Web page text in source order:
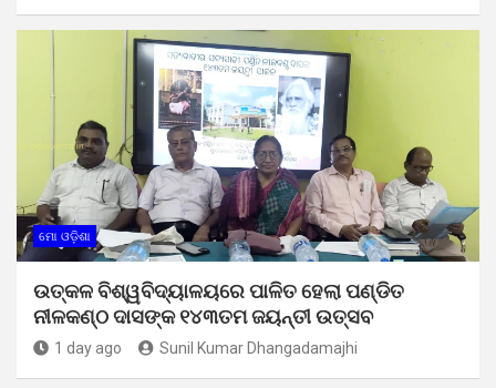
ମୋ ଓଡ଼ିଶା
ଉତ୍କଳ ବିଶ୍ୱବିଦ୍ୟାଳୟରେ ପାଳିତ ହେଲା ପଣ୍ଡିତ
ନୀଳକଣ୍ଠ ଦାସଙ୍କ ୧୪୩ତମ ଜୟନ୍ତୀ ଉତ୍ସବ
1 day ago Sunil Kumar Dhangadamajhi